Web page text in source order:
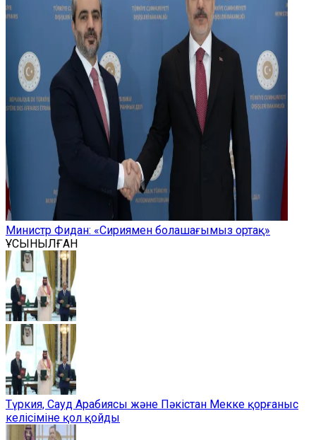
Министр Фидан: «Сириямен болашағымыз ортақ»
ҰСЫНЫЛҒАН
Түркия, Сауд Арабиясы және Пәкістан Мекке қорғаныс
келісіміне қол қойды